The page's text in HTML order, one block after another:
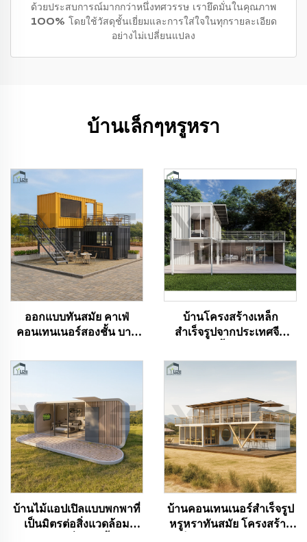
ด้วยประสบการณ์มากกว่าหนึ่งทศวรรษ เรายึดมั่นในคุณภาพ
100% โดยใช้วัสดุชั้นเยี่ยมและการใส่ใจในทุกรายละเอียด
อย่างไม่เปลี่ยนแปลง
บ้านเล็กๆหรูหรา
ออกแบบทันสมัย คาเฟ่
คอนเทนเนอร์สองชั้น บาร์
ขนส่ง สำหรับขาย
บ้านโครงสร้างเหล็ก
สำเร็จรูปจากประเทศจีน
วิลล่าคอนเทนเนอร์ โรงแรม
คอนเทนเนอร์สำหรับ
บ้านไม้แอปเปิลแบบพกพาที่
เป็นมิตรต่อสิ่งแวดล้อม
บ้านคอนเทนเนอร์สำเร็จรูป
หรูหราทันสมัย โครงสร้าง